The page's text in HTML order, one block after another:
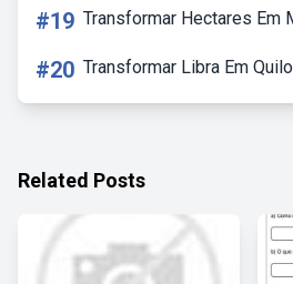
#19 Transformar Hectares Em
#20 Transformar Libra Em Quilo
Related Posts